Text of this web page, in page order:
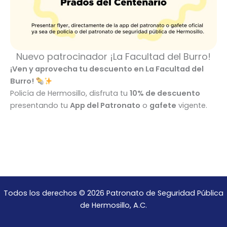
Nuevo patrocinador ¡La Facultad del Burro!
¡Ven y aprovecha tu descuento en La Facultad del
Burro!
Policía de Hermosillo, disfruta tu 10% de descuento
presentando tu App del Patronato o gafete vigente.
Todos los derechos © 2026 Patronato de Seguridad Pública
de Hermosillo, A.C.